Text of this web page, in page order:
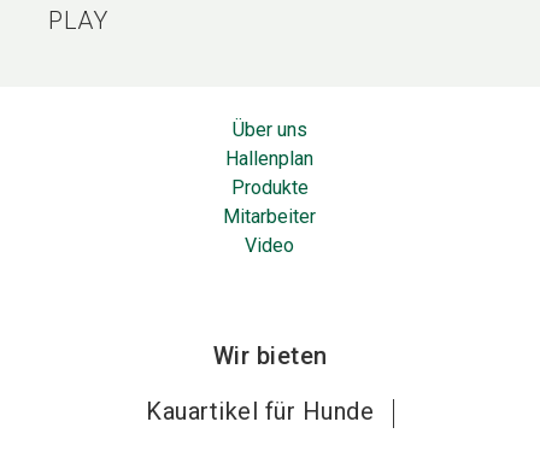
PLAY
Über uns
Hallenplan
Produkte
Mitarbeiter
Video
Wir bieten
Kauartikel für Hunde